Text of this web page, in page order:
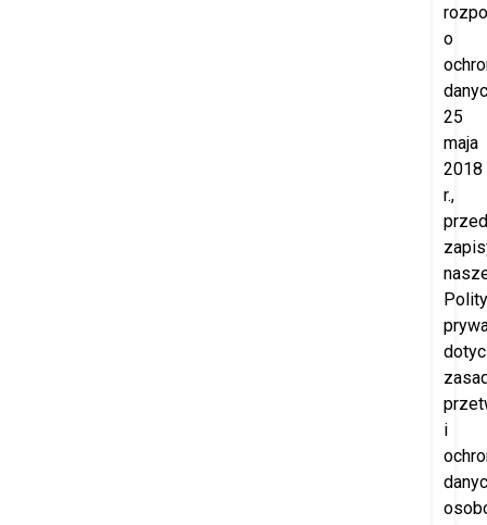
o
25
maja
2018
r.,
i